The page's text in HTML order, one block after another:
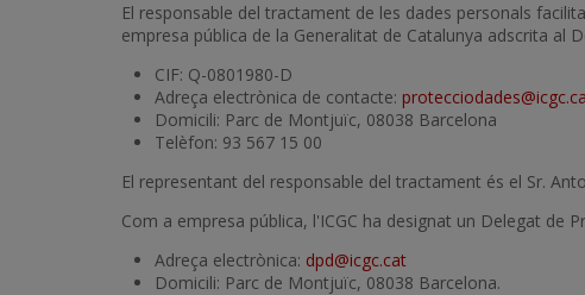
El responsable del tractament de les dades personals
empresa pública de la Generalitat de Catalunya adscrita al
CIF: Q-0801980-D
Adreça electrònica de contacte:
Domicili: Parc de Montjuïc, 08038 Barcelona
Telèfon: 93 567 15 00
El representant del responsable del tractament és el Sr.
Com a empresa pública, l'ICGC ha designat un Delegat de
Adreça electrònica: dpd@icgc.cat
Domicili: Parc de Montjuïc, 08038 Barcelona.